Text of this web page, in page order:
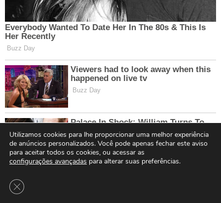
Utilizamos cookies para lhe proporcionar uma melhor experiência
de anúncios personalizados. Você pode apenas fechar este aviso
para aceitar todos os cookies, ou acessar as
configurações avançadas para alterar suas preferências.
Close GDPR Cookie Banner